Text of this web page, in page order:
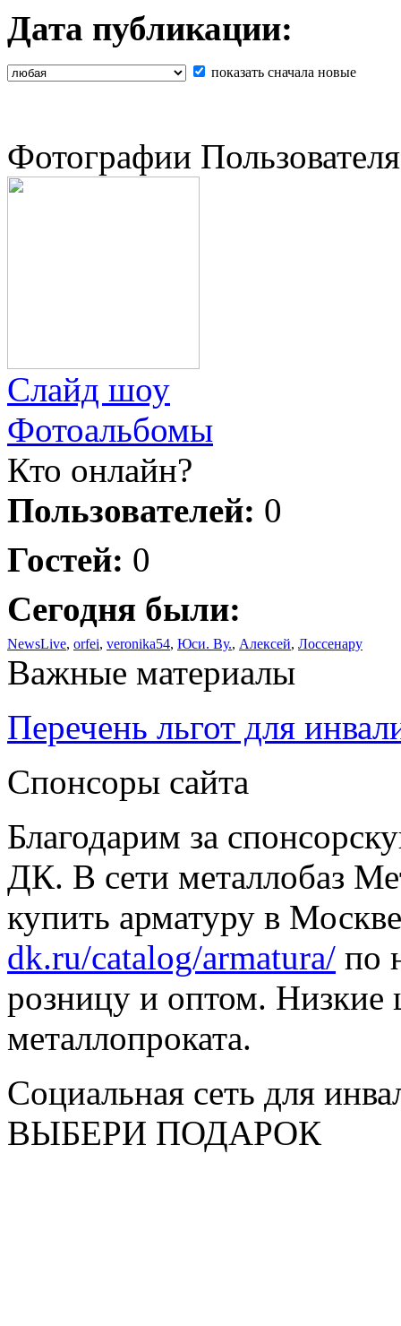
Дата публикации:
показать сначала новые
Фотографии Пользователя
Слайд шоу
Фотоальбомы
Кто онлайн?
Пользователей: 0
Гостей: 0
Сегодня были:
NewsLive, orfei, veronika54, Юси. Ву., Алексей, Лоссенару
Важные материалы
Перечень льгот для
Спонсоры сайта
Благодарим за
ДК. В сети металлобаз
купить арматуру в
dk.ru/catalog/armatura/ по
розницу и оптом. Низкие
металлопроката.
Социальная сеть для
ВЫБЕРИ ПОДАРОК